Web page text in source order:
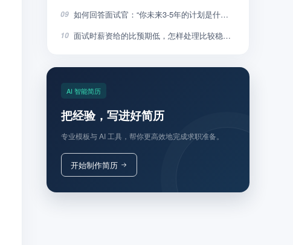
09 如何回答面试官：“你未来3-5年的计划是什么”？
10 面试时薪资给的比预期低，怎样处理比较稳妥？
AI 智能简历
把经验，写进好简历
专业模板与 AI 工具，帮你更高效地完成求职准备。
开始制作简历